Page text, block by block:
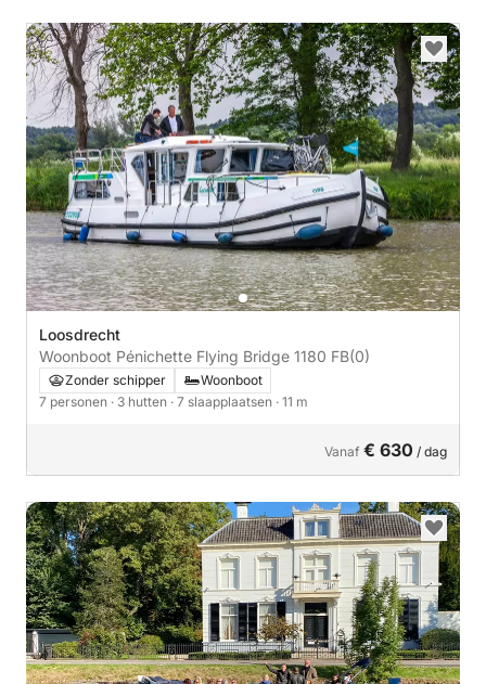
Loosdrecht
Woonboot Pénichette Flying Bridge 1180 FB(0)
Zonder schipper
Woonboot
7 personen · 3 hutten · 7 slaapplaatsen · 11 m
Vanaf € 630 / dag